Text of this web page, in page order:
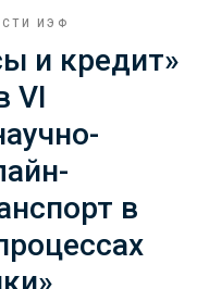
ИЭФ
и кредит»
VI
в